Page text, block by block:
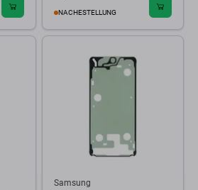
NACHESTELLUNG
Samsung